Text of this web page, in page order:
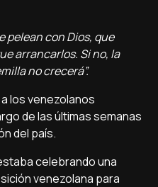
pelean con Dios, que
arrancarlos. Si no, la
no crecerá”.
los venezolanos
de las últimas semanas
del país.
celebrando una
venezolana para